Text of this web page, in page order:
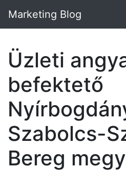
Marketing Blog
Üzleti
befektető
Szabolcs-
Bereg